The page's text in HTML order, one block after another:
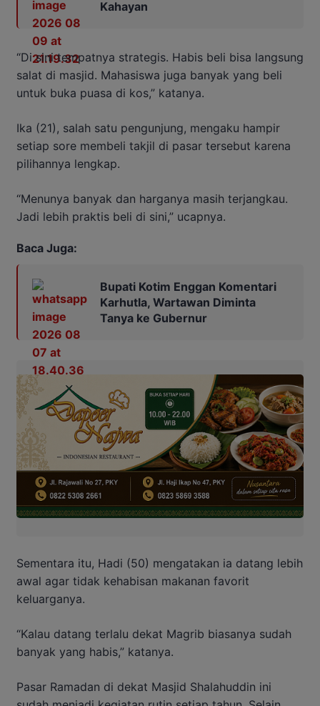
Kahayan
“Di sini tempatnya strategis. Habis beli bisa langsung
salat di masjid. Mahasiswa juga banyak yang beli
untuk buka puasa di kos,” katanya.
Ika (21), salah satu pengunjung, mengaku hampir
setiap sore membeli takjil di pasar tersebut karena
pilihannya lengkap.
“Menunya banyak dan harganya masih terjangkau.
Jadi lebih praktis beli di sini,” ucapnya.
Baca Juga:
Bupati Kotim Enggan Komentari
Karhutla, Wartawan Diminta
Tanya ke Gubernur
Sementara itu, Hadi (50) mengatakan ia datang lebih
awal agar tidak kehabisan makanan favorit
keluarganya.
“Kalau datang terlalu dekat Magrib biasanya sudah
banyak yang habis,” katanya.
Pasar Ramadan di dekat Masjid Shalahuddin ini